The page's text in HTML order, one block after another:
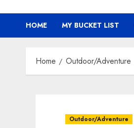
HOME MY BUCKET LIST
Home Outdoor/Adventure
Outdoor/Adventure